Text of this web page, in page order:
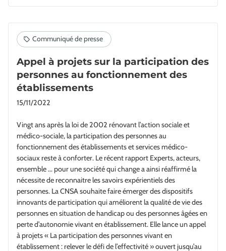
Appel à projets sur la participation des
personnes au fonctionnement des
établissements
15/11/2022
Vingt ans après la loi de 2002 rénovant l’action sociale et
médico-sociale, la participation des personnes au
fonctionnement des établissements et services médico-
sociaux reste à conforter. Le récent rapport Experts, acteurs,
ensemble ... pour une société qui change a ainsi réaffirmé la
nécessite de reconnaitre les savoirs expérientiels des
personnes. La CNSA souhaite faire émerger des dispositifs
innovants de participation qui améliorent la qualité de vie des
personnes en situation de handicap ou des personnes âgées en
perte d’autonomie vivant en établissement. Elle lance un appel
à projets « La participation des personnes vivant en
établissement : relever le défi de l’effectivité » ouvert jusqu’au